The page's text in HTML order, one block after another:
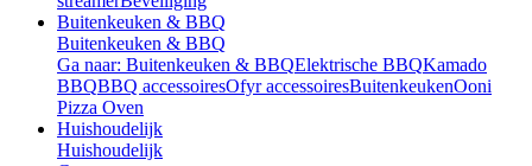
Buitenkeuken & BBQ
Buitenkeuken & BBQ
Ga naar: Buitenkeuken & BBQElektrische BBQKamado
BBQBBQ accessoiresOfyr accessoiresBuitenkeukenOoni
Pizza Oven
Huishoudelijk
Huishoudelijk